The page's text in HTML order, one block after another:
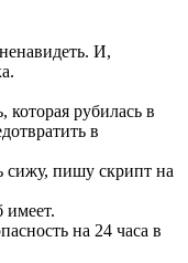
И,
которая рубилась в
в
сижу, пишу скрипт на
имеет.
на 24 часа в